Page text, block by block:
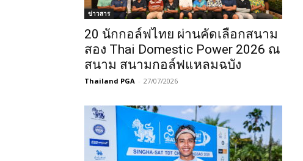
ข่าวสาร
20 นักกอล์ฟไทย ผ่านคัดเลือกสนาม
สอง Thai Domestic Power 2026 ณ
สนาม สนามกอล์ฟแหลมฉบัง
Thailand PGA - 27/07/2026